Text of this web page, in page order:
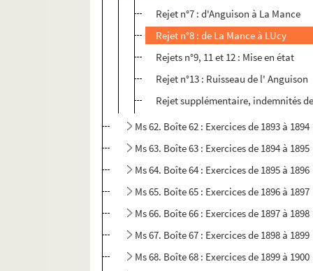
Rejet n°7 : d'Anguison à La Mance
Rejet n°8 : de La Mance à LUcy
Rejets n°9, 11 et 12 : Mise en état
Rejet n°13 : Ruisseau de l' Anguison
Rejet supplémentaire, indemnités
Ms 62. Boîte 62 : Exercices de 1893 à 1894
Ms 63. Boîte 63 : Exercices de 1894 à 1895
Ms 64. Boîte 64 : Exercices de 1895 à 1896
Ms 65. Boîte 65 : Exercices de 1896 à 1897
Ms 66. Boîte 66 : Exercices de 1897 à 1898
Ms 67. Boîte 67 : Exercices de 1898 à 1899
Ms 68. Boîte 68 : Exercices de 1899 à 1900